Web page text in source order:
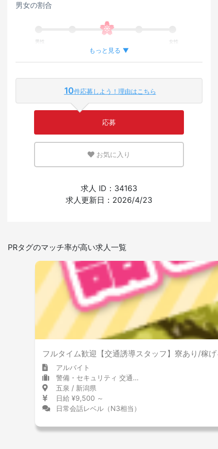
男女の割合
男性 女性
外国人が働いている割合
英語または母国語を活かせる環境
日本語を使う頻度
少ない 多い
もっと見る ▼
10件応募しよう！理由はこちら
応募
お気に入り
求人 ID：34163
求人更新日：2026/4/23
PRタグのマッチ率が高い求人一覧
フルタイム歓迎【交通誘導スタッフ】寮あり/稼
アルバイト
警備・セキュリティ 交通誘導員・警備員
五泉 / 新潟県
日給 ¥9,500 ～
日常会話レベル（N3相当）